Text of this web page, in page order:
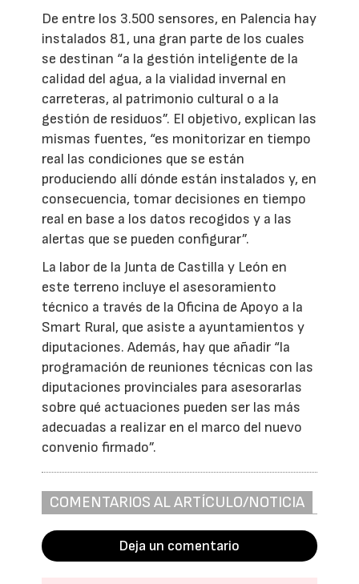
De entre los 3.500 sensores, en Palencia hay
instalados 81, una gran parte de los cuales
se destinan “a la gestión inteligente de la
calidad del agua, a la vialidad invernal en
carreteras, al patrimonio cultural o a la
gestión de residuos”. El objetivo, explican las
mismas fuentes, “es monitorizar en tiempo
real las condiciones que se están
produciendo allí dónde están instalados y, en
consecuencia, tomar decisiones en tiempo
real en base a los datos recogidos y a las
alertas que se pueden configurar”.
La labor de la Junta de Castilla y León en
este terreno incluye el asesoramiento
técnico a través de la Oficina de Apoyo a la
Smart Rural, que asiste a ayuntamientos y
diputaciones. Además, hay que añadir “la
programación de reuniones técnicas con las
diputaciones provinciales para asesorarlas
sobre qué actuaciones pueden ser las más
adecuadas a realizar en el marco del nuevo
convenio firmado”.
COMENTARIOS AL ARTÍCULO/NOTICIA
Deja un comentario